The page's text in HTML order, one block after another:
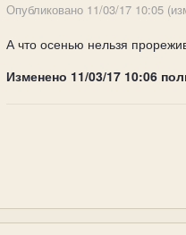
Опубликовано 11/03/17 10:05
А что осенью нельзя
Изменено 11/03/17 10:06